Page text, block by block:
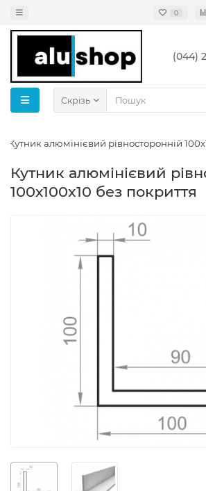
0
(044)
Скрізь
Кутник алюмінієвий рівносторонній
Кутник алюмінієвий
100х100x10 без покриття